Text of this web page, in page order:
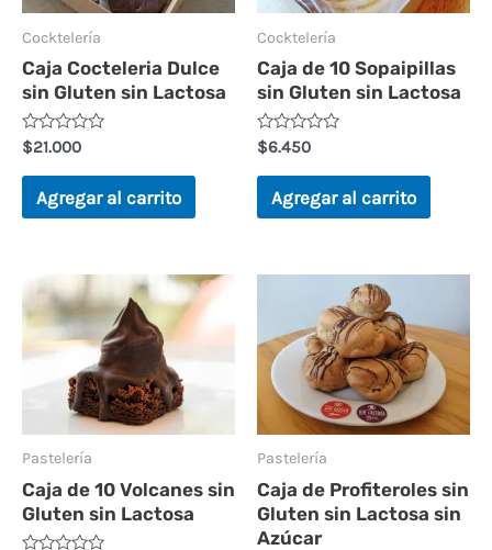
Cocktelería
Caja Cocteleria Dulce
sin Gluten sin Lactosa
Valorado
en
0
$21.000
Agregar al carrito
Cocktelería
Caja de 10 Sopaipillas
sin Gluten sin Lactosa
Valorado
en
0
$6.450
Agregar al carrito
Pastelería
Caja de 10 Volcanes sin
Gluten sin Lactosa
Pastelería
Caja de Profiteroles sin
Gluten sin Lactosa sin
Azúcar